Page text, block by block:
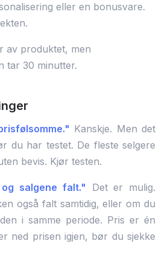
eller en bonusvare.
av produktet, men
tar 30 minutter.
Kanskje. Men det
du har testet. De fleste selgere
bevis. Kjør testen.
salgene falt." Det er mulig.
også falt samtidig, eller om du
i samme periode. Pris er én
ned prisen igjen, bør du sjekke